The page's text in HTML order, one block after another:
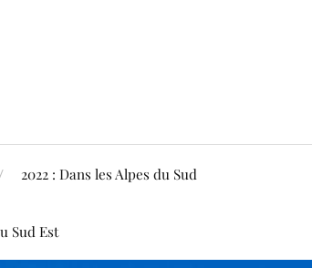
2022 : Dans les Alpes du Sud
Sud Est